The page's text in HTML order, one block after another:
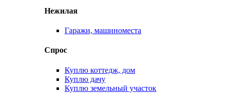
Нежилая
Гаражи, машиноместа
Спрос
Куплю коттедж, дом
Куплю дачу
Куплю земельный участок